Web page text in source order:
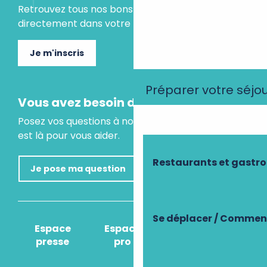
Préparer votre
Restaurants et
Se déplacer /
Retrouvez tous nos bons plans et idées séjours
directement dans votre boite mail.
Je m'inscris
Vous avez besoin d'un conseil ?
Posez vos questions à notre assistant virtuel, il
est là pour vous aider.
Je pose ma question
Espace
presse
Espace
pro
Comment venir